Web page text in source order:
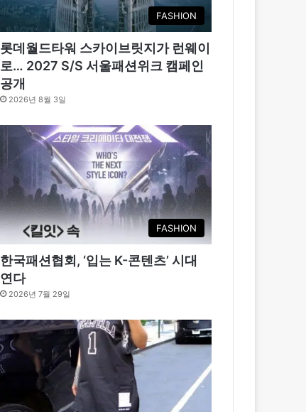
FASHION
롯데월드타워 스카이브릿지가 런웨이
로… 2027 S/S 서울패션위크 캠페인
공개
2026년 8월 3일
FASHION
한국패션협회, ‘입는 K-콘텐츠’ 시대
연다
2026년 7월 29일